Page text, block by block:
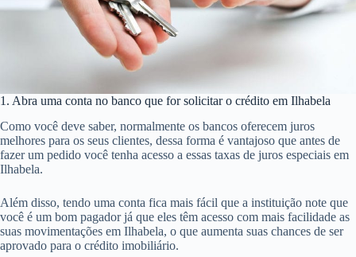
1. Abra uma conta no banco que for solicitar o crédito em Ilhabela
Como você deve saber, normalmente os bancos oferecem juros
melhores para os seus clientes, dessa forma é vantajoso que antes de
fazer um pedido você tenha acesso a essas taxas de juros especiais em
Ilhabela.
Além disso, tendo uma conta fica mais fácil que a instituição note que
você é um bom pagador já que eles têm acesso com mais facilidade as
suas movimentações em Ilhabela, o que aumenta suas chances de ser
aprovado para o crédito imobiliário.